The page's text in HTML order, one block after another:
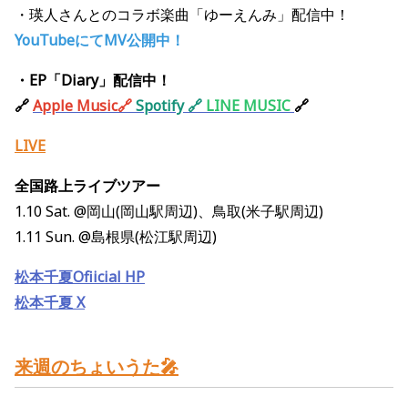
・瑛人さんとのコラボ楽曲「ゆーえんみ」配信中！
YouTubeにてMV公開中！
・EP「Diary」配信中！
🔗Apple Music🔗Spotify 🔗 LINE MUSIC 🔗
LIVE
全国路上ライブツアー
1.10 Sat. @岡山(岡山駅周辺)、鳥取(米子駅周辺)
1.11 Sun. @島根県(松江駅周辺)
松本千夏Ofiicial HP
松本千夏 X
来週のちょいうた🎤